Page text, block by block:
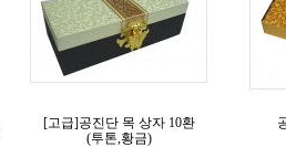
[고급]공진단 목 상자 10환
(투톤,황금)